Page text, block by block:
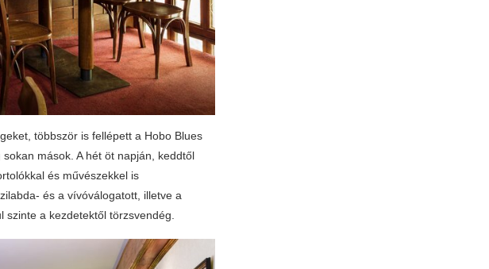
többször is fellépett a Hobo Blues
mások. A hét öt napján, keddtől
és művészekkel is
és a vívóválogatott, illetve a
szinte a kezdetektől törzsvendég.